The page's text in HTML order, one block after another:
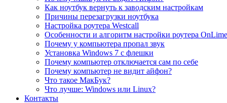
Как ноутбук вернуть к заводским настройкам
Причины перезагрузки ноутбука
Настройка роутера Westcall
Особенности и алгоритм настройки роутера OnLime
Почему у компьютера пропал звук
Установка Windows 7 с флешки
Почему компьютер отключается сам по себе
Почему компьютер не видит айфон?
Что такое МакБук?
Что лучше: Windows или Linux?
Контакты